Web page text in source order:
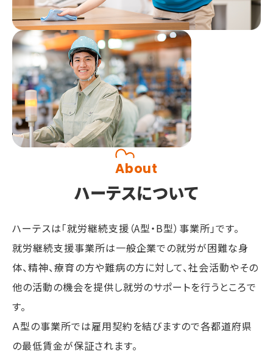
About
ハーテスについて
ハーテスは「就労継続支援（A型・B型）事業所」です。
就労継続支援事業所は一般企業での就労が困難な身
体、精神、療育の方や難病の方に対して、社会活動やその
他の活動の機会を提供し就労のサポートを行うところで
す。
Ａ型の事業所では雇用契約を結びますので各都道府県
の最低賃金が保証されます。